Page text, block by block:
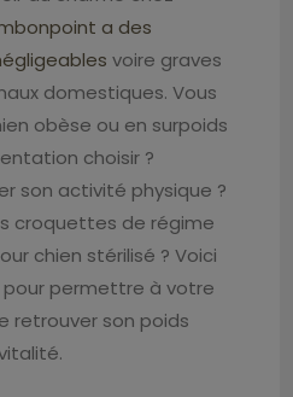
a des
voire graves
domestiques. Vous
obèse ou en surpoids
choisir ?
son activité physique ?
croquettes de régime
chien stérilisé ? Voici
pour permettre à votre
retrouver son poids